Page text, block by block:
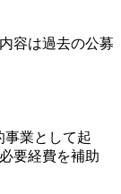
容は過去の公募
事業として起
要経費を補助